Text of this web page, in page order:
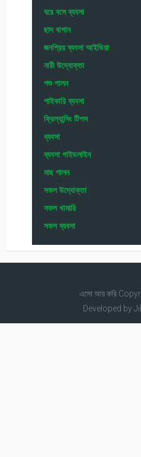
ঘরে বসে ব্যবসা
ছাদ বাগান
জনপ্রিয় ব্যবসা আইডিয়া
নারী উদ্যোক্তা
পশু পালন
পাইকারি ব্যবসা
ফ্রিল্যান্সিং টিপস
ব্যবসা
ব্যবসা গাইডলাইন
মাছ পালন
সফল উদ্যোক্তা
সফল খামারি
সফল ব্যবসা
এসো আয় করি
Developed by